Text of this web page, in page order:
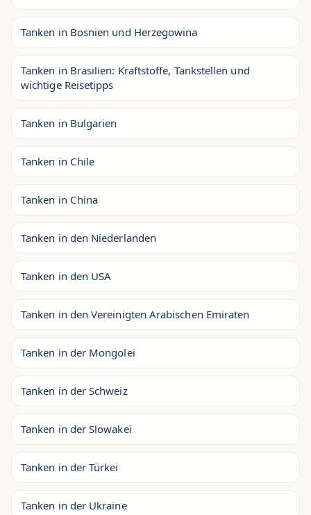
Tanken in Bosnien und Herzegowina
Tanken in Brasilien: Kraftstoffe, Tankstellen und
wichtige Reisetipps
Tanken in Bulgarien
Tanken in Chile
Tanken in China
Tanken in den Niederlanden
Tanken in den USA
Tanken in den Vereinigten Arabischen Emiraten
Tanken in der Mongolei
Tanken in der Schweiz
Tanken in der Slowakei
Tanken in der Türkei
Tanken in der Ukraine